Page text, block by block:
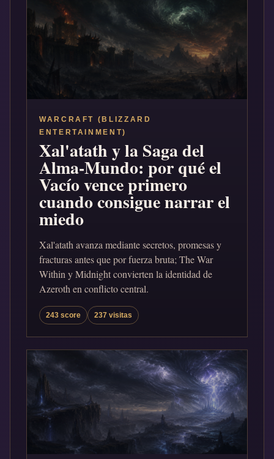
WARCRAFT (BLIZZARD
ENTERTAINMENT)
Xal'atath y la Saga del
Alma-Mundo: por qué el
Vacío vence primero
cuando consigue narrar el
miedo
Xal'atath avanza mediante secretos, promesas y
fracturas antes que por fuerza bruta; The War
Within y Midnight convierten la identidad de
Azeroth en conflicto central.
243 score 237 visitas